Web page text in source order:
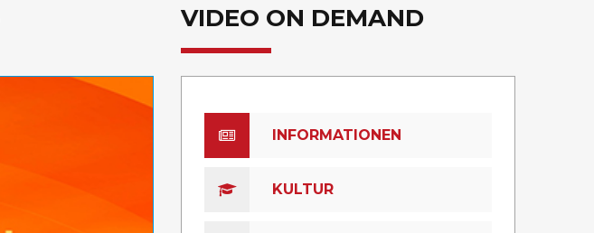
VIDEO ON DEMAND
INFORMATIONEN
KULTUR